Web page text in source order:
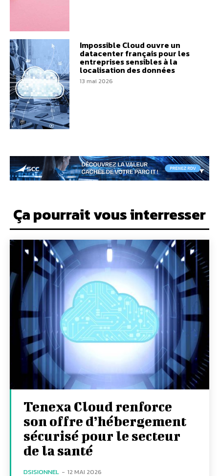
Impossible Cloud ouvre un
datacenter français pour les
entreprises sensibles à la
localisation des données
13 mai 2026
Ça pourrait vous interresser
Tenexa Cloud renforce
son offre d’hébergement
sécurisé pour le secteur
de la santé
DSISIONNEL - 12 MAI 2026